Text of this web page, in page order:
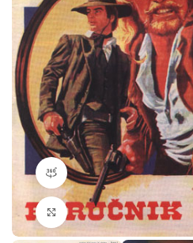
360 product view
Klikni da povečaš